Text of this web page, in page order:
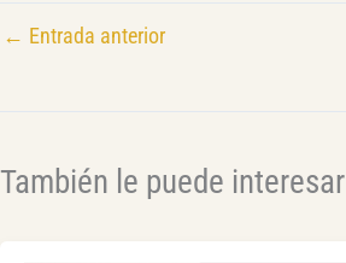
← Entrada anterior
También le puede interesar